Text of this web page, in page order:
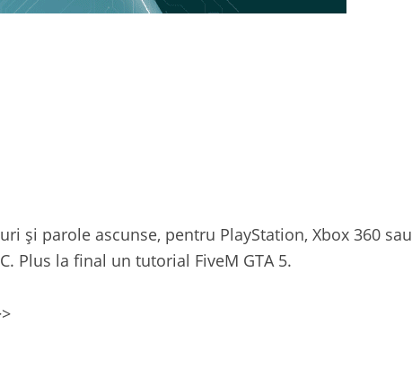
și parole ascunse, pentru PlayStation, Xbox 360 sau
Plus la final un tutorial FiveM GTA 5.